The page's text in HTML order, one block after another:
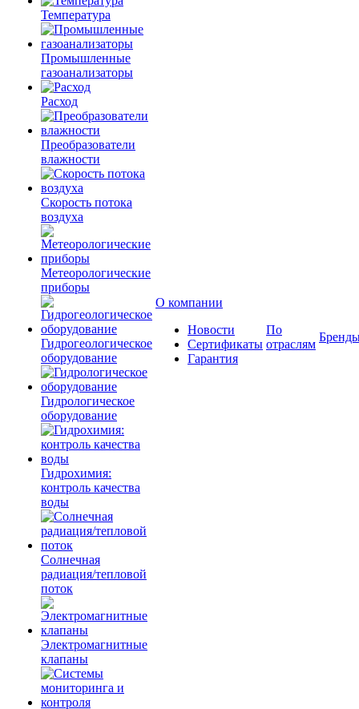
Температура
Промышленные
газоанализаторы
Расход
Преобразователи
влажности
Скорость потока
воздуха
Метеорологические
приборы
Гидрогеологическое
оборудование
Гидрологическое
оборудование
Гидрохимия:
контроль качества
воды
Солнечная
радиация/тепловой
поток
Электромагнитные
клапаны
О компании
Новости
Сертификаты
Гарантия
По
отраслям